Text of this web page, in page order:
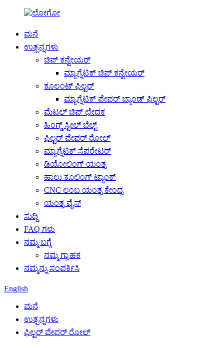
ಮನೆ
ಉತ್ಪನ್ನಗಳು
ಚಿಪ್ ಕನ್ವೇಯರ್
ಮ್ಯಾಗ್ನೆಟಿಕ್ ಚಿಪ್ ಕನ್ವೇಯರ್
ಕೂಲಂಟ್ ಫಿಲ್ಟರ್
ಮ್ಯಾಗ್ನೆಟಿಕ್ ಪೇಪರ್ ಬ್ಯಾಂಡ್ ಫಿಲ್ಟರ್
ಮೆಟಲ್ ಚಿಪ್ ಛೇದಕ
ಹಿಂಗ್ಡ್ ಸ್ಟೀಲ್ ಬೆಲ್ಟ್
ಫಿಲ್ಟರ್ ಪೇಪರ್ ರೋಲ್
ಮ್ಯಾಗ್ನೆಟಿಕ್ ಸೆಪರೇಟರ್
ಡಿಯೋಲಿಂಗ್ ಯಂತ್ರ
ಹಾಲು ಕೂಲಿಂಗ್ ಟ್ಯಾಂಕ್
CNC ಲಂಬ ಯಂತ್ರ ಕೇಂದ್ರ
ಯಂತ್ರ ವೈಸ್
ಸುದ್ದಿ
FAQ ಗಳು
ನಮ್ಮ ಬಗ್ಗೆ
ನಮ್ಮ ಗ್ರಾಹಕ
ನಮ್ಮನ್ನು ಸಂಪರ್ಕಿಸಿ
English
ಮನೆ
ಉತ್ಪನ್ನಗಳು
ಫಿಲ್ಟರ್ ಪೇಪರ್ ರೋಲ್